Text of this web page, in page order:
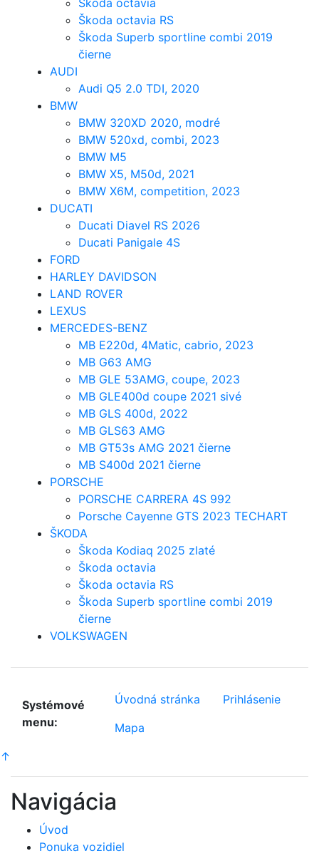
Škoda octavia
Škoda octavia RS
Škoda Superb sportline combi 2019
čierne
AUDI
Audi Q5 2.0 TDI, 2020
BMW
BMW 320XD 2020, modré
BMW 520xd, combi, 2023
BMW M5
BMW X5, M50d, 2021
BMW X6M, competition, 2023
DUCATI
Ducati Diavel RS 2026
Ducati Panigale 4S
FORD
HARLEY DAVIDSON
LAND ROVER
LEXUS
MERCEDES-BENZ
MB E220d, 4Matic, cabrio, 2023
MB G63 AMG
MB GLE 53AMG, coupe, 2023
MB GLE400d coupe 2021 sivé
MB GLS 400d, 2022
MB GLS63 AMG
MB GT53s AMG 2021 čierne
MB S400d 2021 čierne
PORSCHE
PORSCHE CARRERA 4S 992
Porsche Cayenne GTS 2023 TECHART
ŠKODA
Škoda Kodiaq 2025 zlaté
Škoda octavia
Škoda octavia RS
Škoda Superb sportline combi 2019
čierne
VOLKSWAGEN
Systémové
menu:
Úvodná stránka
Prihlásenie
Mapa
↑
Navigácia
Úvod
Ponuka vozidiel